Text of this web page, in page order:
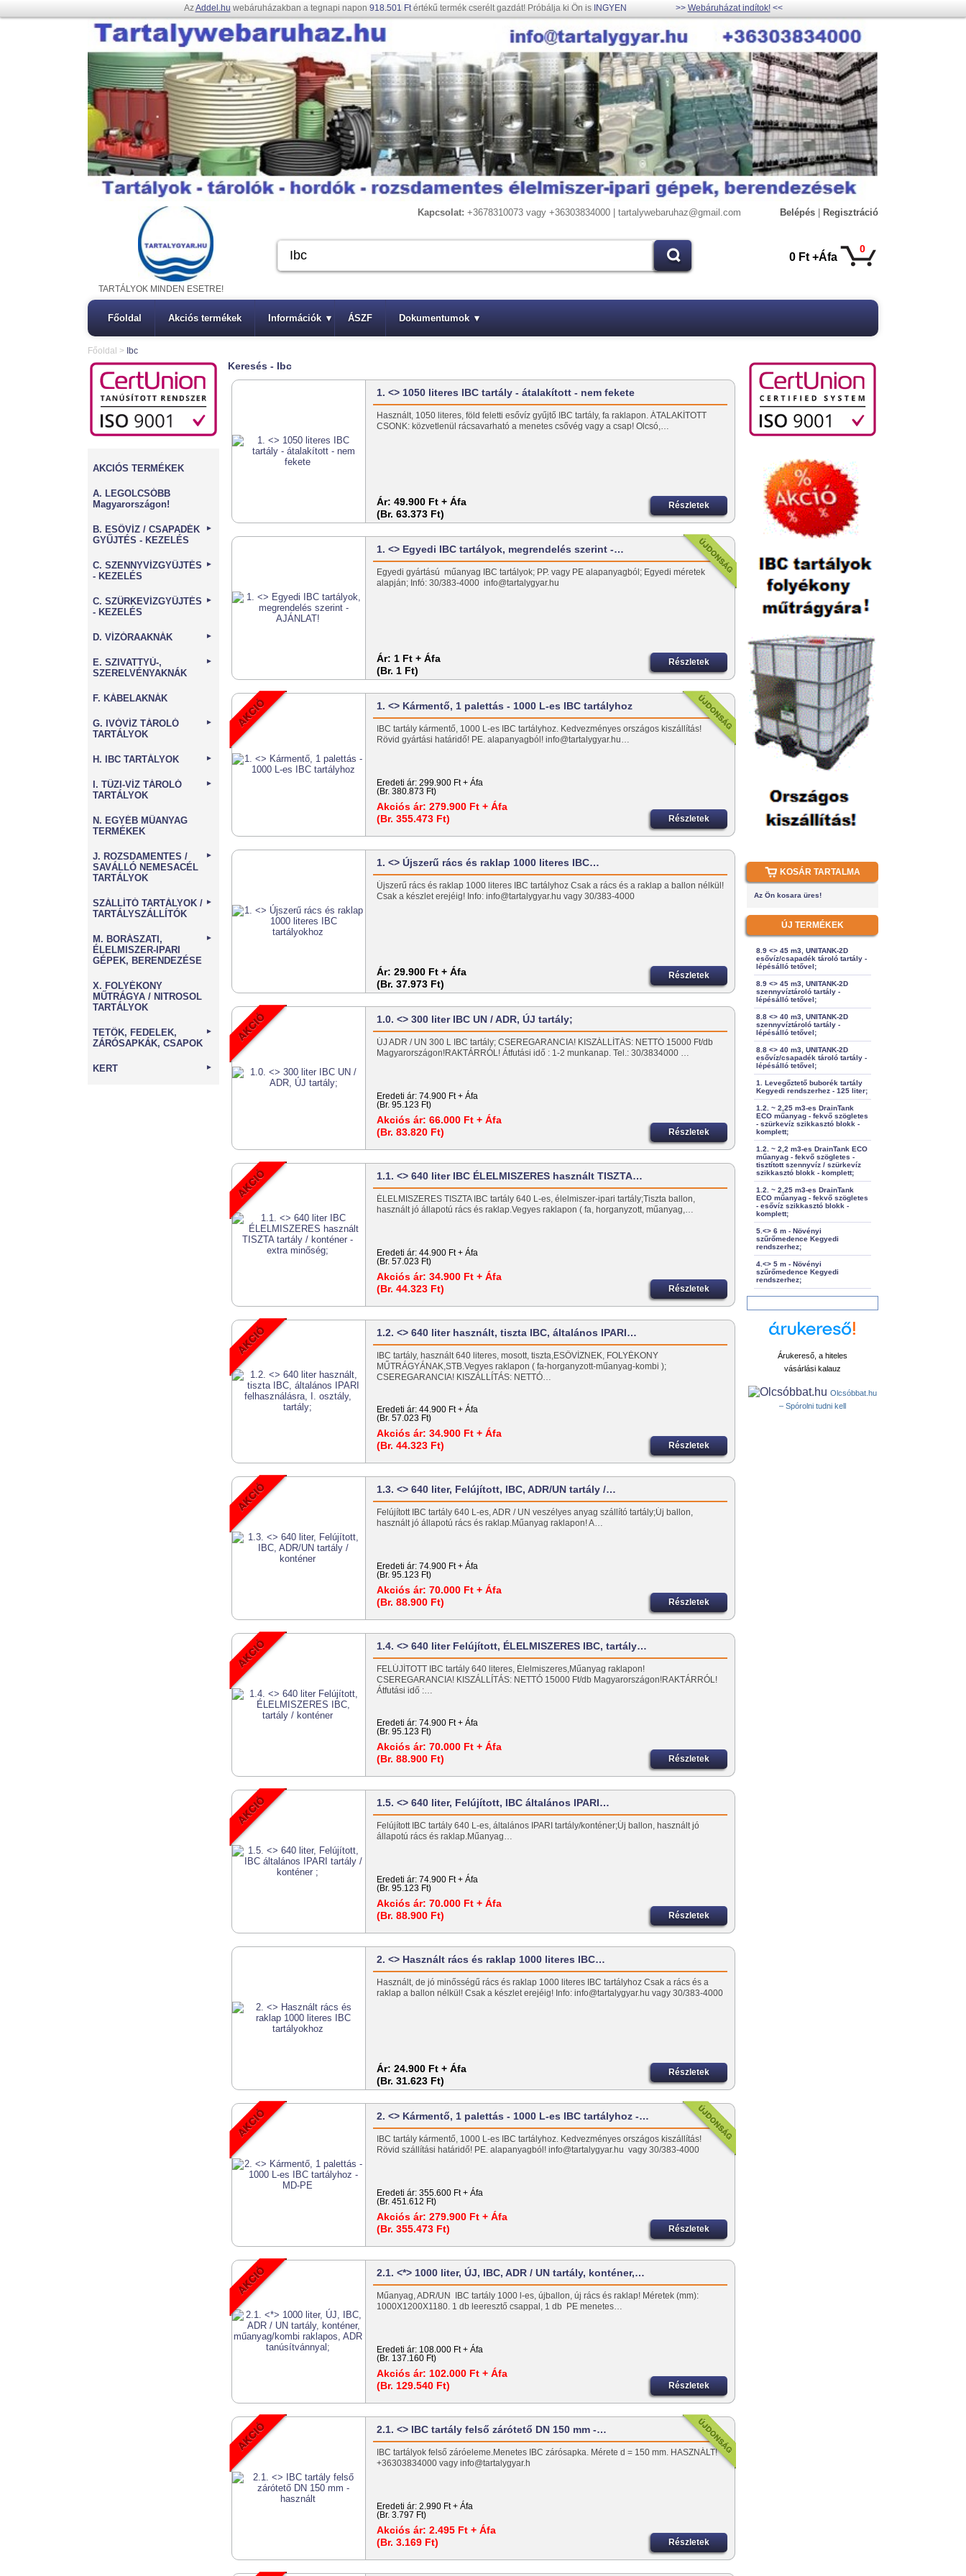
AzAddel.hu webáruházakban a tegnapi napon 918.501 Ftértékű termék cserélt gazdát! Próbálja ki Ön is INGYEN >> Webáruházat indítok!<<
Kapcsolat: +3678310073 vagy +36303834000 | tartalywebaruhaz@gmail.com Belépés Regisztráció
0
0 Ft +Áfa
TARTÁLYOK MINDEN ESETRE!
Főoldal Akciós termékek Információk ▾ ÁSZF Dokumentumok ▾
Főoldal > Ibc
AKCIÓS TERMÉKEK
A. LEGOLCSÓBB
Magyarországon!
B. ESŐVÍZ / CSAPADÉK
GYŰJTÉS - KEZELÉS
►
C. SZENNYVÍZGYŰJTÉS
- KEZELÉS
►
C. SZÜRKEVÍZGYŰJTÉS
- KEZELÉS
►
D. VÍZÓRAAKNÁK ►
E. SZIVATTYÚ-,
SZERELVÉNYAKNÁK
►
F. KÁBELAKNÁK
G. IVÓVÍZ TÁROLÓ
TARTÁLYOK
►
H. IBC TARTÁLYOK ►
I. TŰZI-VÍZ TÁROLÓ
TARTÁLYOK
►
N. EGYÉB MŰANYAG
TERMÉKEK
J. ROZSDAMENTES /
SAVÁLLÓ NEMESACÉL
TARTÁLYOK
►
SZÁLLÍTÓ TARTÁLYOK /
TARTÁLYSZÁLLÍTÓK
►
M. BORÁSZATI,
ÉLELMISZER-IPARI
GÉPEK, BERENDEZÉSE
►
X. FOLYÉKONY
MŰTRÁGYA / NITROSOL
TARTÁLYOK
TETŐK, FEDELEK,
ZÁRÓSAPKÁK, CSAPOK
►
KERT ►
Keresés - Ibc
1. <> 1050 literes IBC tartály - átalakított - nem fekete
Használt, 1050 literes, föld feletti esővíz gyűjtő IBC tartály, fa raklapon. ÁTALAKÍTOTT
CSONK: közvetlenül rácsavarható a menetes csővég vagy a csap! Olcsó,…
Ár: 49.900 Ft + Áfa
(Br. 63.373 Ft)
Részletek
1. <> Egyedi IBC tartályok, megrendelés szerint -…
Egyedi gyártású műanyag IBC tartályok; PP. vagy PE alapanyagból; Egyedi méretek
alapján; Infó: 30/383-4000 info@tartalygyar.hu
Ár: 1 Ft + Áfa
(Br. 1 Ft)
Részletek
1. <> Kármentő, 1 palettás - 1000 L-es IBC tartályhoz
IBC tartály kármentő, 1000 L-es IBC tartályhoz. Kedvezményes országos kiszállítás!
Rövid gyártási határidő! PE. alapanyagból! info@tartalygyar.hu…
Eredeti ár: 299.900 Ft + Áfa
(Br. 380.873 Ft)
Akciós ár: 279.900 Ft + Áfa
(Br. 355.473 Ft)
Részletek
1. <> Újszerű rács és raklap 1000 literes IBC…
Újszerű rács és raklap 1000 literes IBC tartályhoz Csak a rács és a raklap a ballon nélkül!
Csak a készlet erejéig! Info: info@tartalygyar.hu vagy 30/383-4000
Ár: 29.900 Ft + Áfa
(Br. 37.973 Ft)
Részletek
1.0. <> 300 liter IBC UN / ADR, ÚJ tartály;
ÚJ ADR / UN 300 L IBC tartály; CSEREGARANCIA! KISZÁLLÍTÁS: NETTÓ 15000 Ft/db
Magyarországon!RAKTÁRRÓL! Átfutási idő : 1-2 munkanap. Tel.: 30/3834000 …
Eredeti ár: 74.900 Ft + Áfa
(Br. 95.123 Ft)
Akciós ár: 66.000 Ft + Áfa
(Br. 83.820 Ft)
Részletek
1.1. <> 640 liter IBC ÉLELMISZERES használt TISZTA…
ÉLELMISZERES TISZTA IBC tartály 640 L-es, élelmiszer-ipari tartály;Tiszta ballon,
használt jó állapotú rács és raklap.Vegyes raklapon ( fa, horganyzott, műanyag,…
Eredeti ár: 44.900 Ft + Áfa
(Br. 57.023 Ft)
Akciós ár: 34.900 Ft + Áfa
(Br. 44.323 Ft)
Részletek
1.2. <> 640 liter használt, tiszta IBC, általános IPARI…
IBC tartály, használt 640 literes, mosott, tiszta,ESŐVÍZNEK, FOLYÉKONY
MŰTRÁGYÁNAK,STB.Vegyes raklapon ( fa-horganyzott-műanyag-kombi );
CSEREGARANCIA! KISZÁLLÍTÁS: NETTÓ…
Eredeti ár: 44.900 Ft + Áfa
(Br. 57.023 Ft)
Akciós ár: 34.900 Ft + Áfa
(Br. 44.323 Ft)
Részletek
1.3. <> 640 liter, Felújított, IBC, ADR/UN tartály /…
Felújított IBC tartály 640 L-es, ADR / UN veszélyes anyag szállító tartály;Új ballon,
használt jó állapotú rács és raklap.Műanyag raklapon! A…
Eredeti ár: 74.900 Ft + Áfa
(Br. 95.123 Ft)
Akciós ár: 70.000 Ft + Áfa
(Br. 88.900 Ft)
Részletek
1.4. <> 640 liter Felújított, ÉLELMISZERES IBC, tartály…
FELÚJÍTOTT IBC tartály 640 literes, Élelmiszeres,Műanyag raklapon!
CSEREGARANCIA! KISZÁLLÍTÁS: NETTÓ 15000 Ft/db Magyarországon!RAKTÁRRÓL!
Átfutási idő :…
Eredeti ár: 74.900 Ft + Áfa
(Br. 95.123 Ft)
Akciós ár: 70.000 Ft + Áfa
(Br. 88.900 Ft)
Részletek
1.5. <> 640 liter, Felújított, IBC általános IPARI…
Felújított IBC tartály 640 L-es, általános IPARI tartály/konténer;Új ballon, használt jó
állapotú rács és raklap.Műanyag…
Eredeti ár: 74.900 Ft + Áfa
(Br. 95.123 Ft)
Akciós ár: 70.000 Ft + Áfa
(Br. 88.900 Ft)
Részletek
2. <> Használt rács és raklap 1000 literes IBC…
Használt, de jó minősségű rács és raklap 1000 literes IBC tartályhoz Csak a rács és a
raklap a ballon nélkül! Csak a készlet erejéig! Info: info@tartalygyar.hu vagy 30/383-4000
Ár: 24.900 Ft + Áfa
(Br. 31.623 Ft)
Részletek
2. <> Kármentő, 1 palettás - 1000 L-es IBC tartályhoz -…
IBC tartály kármentő, 1000 L-es IBC tartályhoz. Kedvezményes országos kiszállítás!
Rövid szállítási határidő! PE. alapanyagból! info@tartalygyar.hu vagy 30/383-4000
Eredeti ár: 355.600 Ft + Áfa
(Br. 451.612 Ft)
Akciós ár: 279.900 Ft + Áfa
(Br. 355.473 Ft)
Részletek
2.1. <*> 1000 liter, ÚJ, IBC, ADR / UN tartály, konténer,…
Műanyag, ADR/UN IBC tartály 1000 l-es, újballon, új rács és raklap! Méretek (mm):
1000X1200X1180. 1 db leeresztő csappal, 1 db PE menetes…
Eredeti ár: 108.000 Ft + Áfa
(Br. 137.160 Ft)
Akciós ár: 102.000 Ft + Áfa
(Br. 129.540 Ft)
Részletek
2.1. <> IBC tartály felső zárótető DN 150 mm -…
IBC tartályok felső záróeleme.Menetes IBC zárósapka. Mérete d = 150 mm. HASZNÁLT!
+36303834000 vagy info@tartalygyar.h
Eredeti ár: 2.990 Ft + Áfa
(Br. 3.797 Ft)
Akciós ár: 2.495 Ft + Áfa
(Br. 3.169 Ft)
Részletek
KOSÁR TARTALMA
Az Ön kosara üres!
ÚJ TERMÉKEK
8.9 <> 45 m3, UNITANK-2D
esővíz/csapadék tároló tartály -
lépésálló tetővel;
8.9 <> 45 m3, UNITANK-2D
szennyvíztároló tartály -
lépésálló tetővel;
8.8 <> 40 m3, UNITANK-2D
szennyvíztároló tartály -
lépésálló tetővel;
8.8 <> 40 m3, UNITANK-2D
esővíz/csapadék tároló tartály -
lépésálló tetővel;
1. Levegőztető buborék tartály
Kegyedi rendszerhez - 125 liter;
1.2. ~ 2,25 m3-es DrainTank
ECO műanyag - fekvő szögletes
- szürkevíz szikkasztó blokk -
komplett;
1.2. ~ 2,2 m3-es DrainTank ECO
műanyag - fekvő szögletes -
tisztított szennyvíz / szürkevíz
szikkasztó blokk - komplett;
1.2. ~ 2,25 m3-es DrainTank
ECO műanyag - fekvő szögletes
- esővíz szikkasztó blokk -
komplett;
5.<> 6 m - Növényi
szűrőmedence Kegyedi
rendszerhez;
4.<> 5 m - Növényi
szűrőmedence Kegyedi
rendszerhez;
Árukereső, a hiteles
vásárlási kalauz
Olcsóbbat.hu
– Spórolni tudni kell